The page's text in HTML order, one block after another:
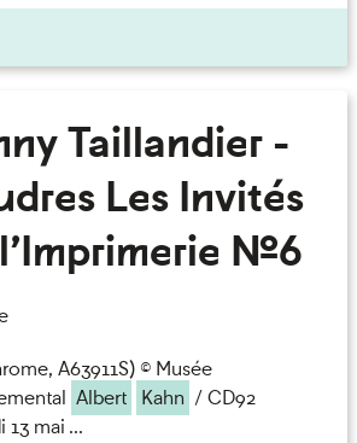
Taillandier -
Les Invités
n°6
A63911S) © Musée
Albert Kahn / CD92
13 mai ...